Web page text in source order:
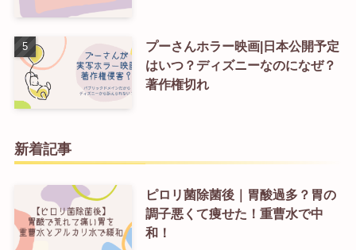
プーさんホラー映画|日本公開予定
はいつ？ディズニーなのになぜ？
著作権切れ
新着記事
ピロリ菌除菌後｜胃酸過多？胃の
調子悪くて痩せた！重曹水で中
和！